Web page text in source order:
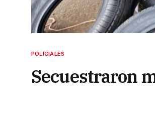
POLICIALES
Secuestraron